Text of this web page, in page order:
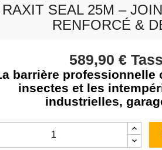
RAXIT SEAL 25M –
RENFORCÉ &
589,90 €
barrière professionnelle
insectes et les
industrielles,